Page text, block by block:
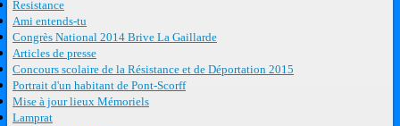
Resistance
Ami entends-tu
Congrès National 2014 Brive La Gaillarde
Articles de presse
Concours scolaire de la Résistance et de Déportation 2015
Portrait d'un habitant de Pont-Scorff
Mise à jour lieux Mémoriels
Lamprat